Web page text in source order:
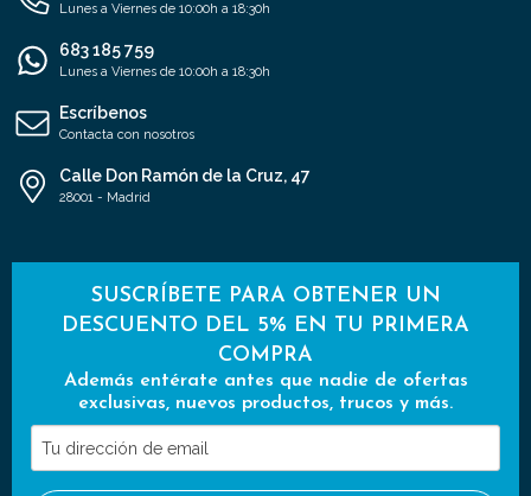
Lunes a Viernes de 10:00h a 18:30h
683 185 759
Lunes a Viernes de 10:00h a 18:30h
Escríbenos
Contacta con nosotros
Calle Don Ramón de la Cruz, 47
28001 - Madrid
SUSCRÍBETE PARA OBTENER UN
DESCUENTO DEL 5% EN TU PRIMERA
COMPRA
Además entérate antes que nadie de ofertas
exclusivas, nuevos productos, trucos y más.
Tu
dirección